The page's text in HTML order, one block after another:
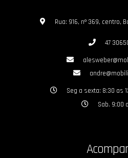
Rua: 916, nº 369, centro,
47
Seg a sexta: 8:30 as
Sab. 9:00